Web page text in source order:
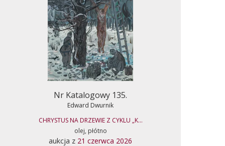
Nr Katalogowy 135.
Edward Dwurnik
CHRYSTUS NA DRZEWIE Z CYKLU „K...
olej, płótno
aukcja z 21 czerwca 2026